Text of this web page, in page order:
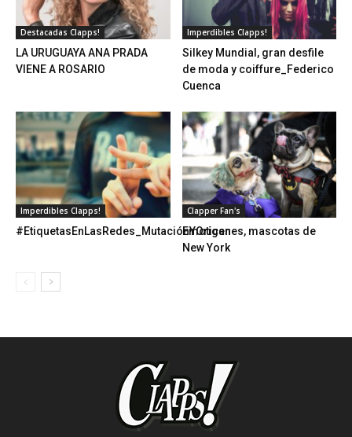
Destacadas Clapps!
LA URUGUAYA ANA PRADA
VIENE A ROSARIO
Imperdibles Clapps!
Silkey Mundial, gran desfile
de moda y coiffure_Federico
Cuenca
Imperdibles Clapps!
#EtiquetasEnLasRedes_MutaciónYOrigen
Clapper Fan's
Emoticanes, mascotas de
New York